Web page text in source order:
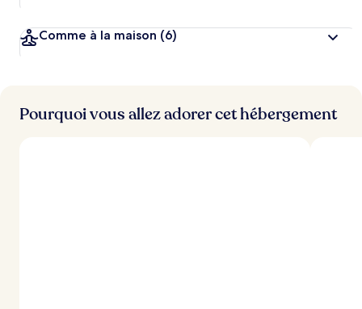
Comme à la maison (6)
Pourquoi vous allez adorer cet hébergement